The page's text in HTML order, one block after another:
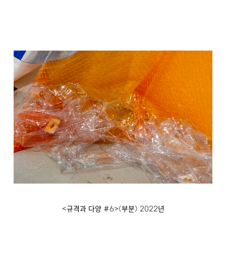
<규격과 다양 #6>(부분) 2022년